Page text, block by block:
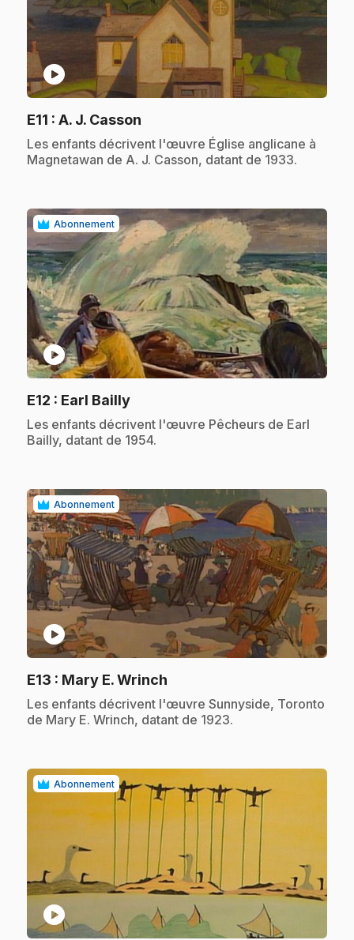
play_circle
E11 : A. J. Casson
.Les enfants décrivent l'œuvre Église anglicane à
Magnetawan de A. J. Casson, datant de 1933.
Abonnement
play_circle
E12 : Earl Bailly.
.Les enfants décrivent l'œuvre Pêcheurs de Earl
Bailly, datant de 1954.
Abonnement
play_circle
E13 : Mary E. Wrinch
.Les enfants décrivent l'œuvre Sunnyside, Toronto
de Mary E. Wrinch, datant de 1923.
Abonnement
play_circle